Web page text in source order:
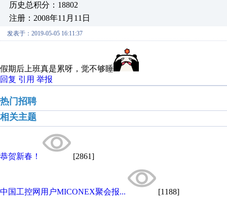
历史总积分：18802
注册：2008年11月11日
发表于：2019-05-05 16:11:37
假期后上班真是累呀，觉不够睡
回复 引用 举报
热门招聘
相关主题
恭贺新春！ [2861]
中国工控网用户MICONEX聚会报... [1188]